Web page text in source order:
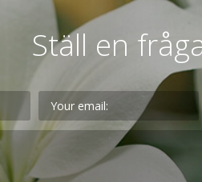
Ställ en